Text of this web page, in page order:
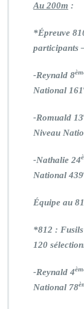
Au 200m :
*Épreuve
participants
-Reynald 8
National 161
-Romuald 13
Niveau
-Nathalie 24
National 439
Équipe au
*812 :
120
-Reynald 4
National 78